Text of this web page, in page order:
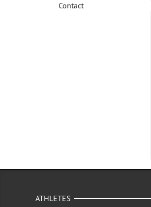
Contact
ATHLETES